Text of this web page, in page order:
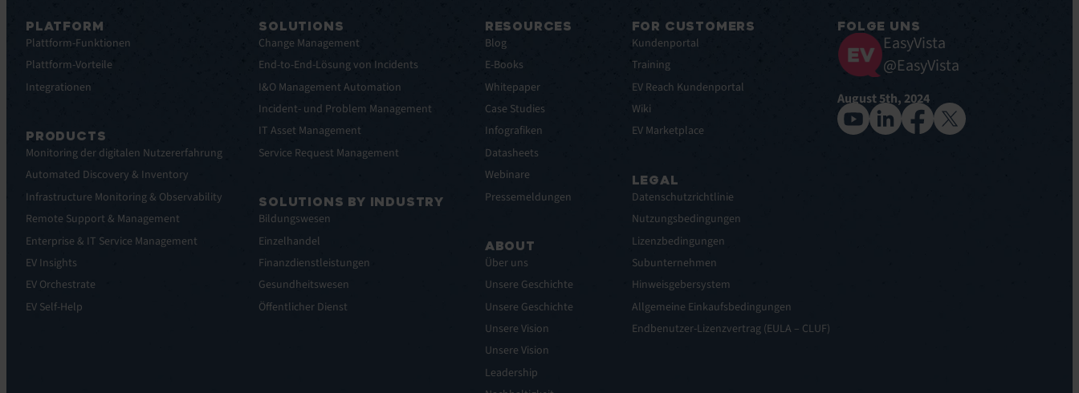
PLATFORM
Plattform-Funktionen
Plattform-Vorteile
Integrationen
PRODUCTS
Monitoring der digitalen Nutzererfahrung
Automated Discovery & Inventory
Infrastructure Monitoring & Observability
Remote Support & Management
Enterprise & IT Service Management
EV Insights
EV Orchestrate
EV Self-Help
SOLUTIONS
Change Management
End-to-End-Lösung von Incidents
I&O Management Automation
Incident- und Problem Management
IT Asset Management
Service Request Management
SOLUTIONS BY INDUSTRY
Bildungswesen
Einzelhandel
Finanzdienstleistungen
Gesundheitswesen
Öffentlicher Dienst
RESOURCES
Blog
E-Books
Whitepaper
Case Studies
Infografiken
Datasheets
Webinare
Pressemeldungen
ABOUT
Über uns
Unsere Geschichte
Unsere Geschichte
Unsere Vision
Unsere Vision
Leadership
FOR CUSTOMERS
Kundenportal
Training
EV Reach Kundenportal
Wiki
EV Marketplace
LEGAL
Datenschutzrichtlinie
Nutzungsbedingungen
Lizenzbedingungen
Subunternehmen
Hinweisgebersystem
Allgemeine Einkaufsbedingungen
Endbenutzer-Lizenzvertrag (EULA – CLUF)
FOLGE UNS
EasyVista
@EasyVista
August 5th, 2024